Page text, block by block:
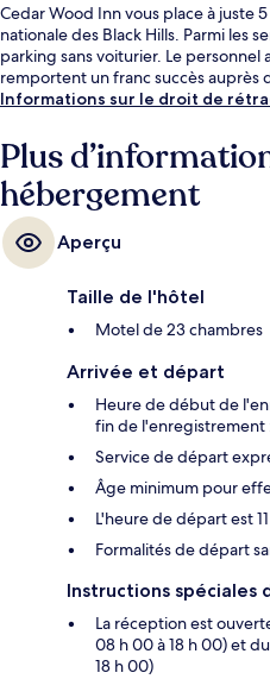
Cedar Wood Inn vous place à juste
nationale des Black Hills. Parmi les
parking sans voiturier. Le
remportent un franc succès auprès
Informations sur le droit de
Plus
hébergement
Aperçu
Taille de l'hôtel
Motel de 23 chambres
Arrivée et départ
Heure de début de
fin de l'enregistrement
Service de départ
Âge minimum pour
L'heure de départ est
Formalités de départ
Instructions spéciales
La réception est
08 h 00 à 18 h 00) et
18 h 00)